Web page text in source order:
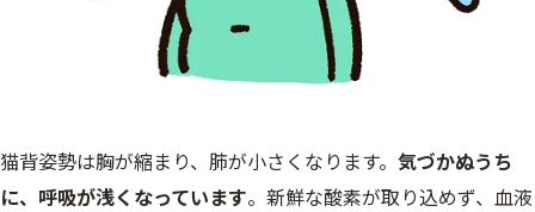
猫背姿勢は胸が縮まり、肺が小さくなります。 気づかぬうち
に、呼吸が浅くなっています。新鮮な酸素が取り込めず、血液